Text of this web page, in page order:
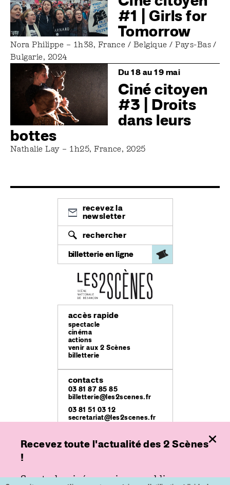
#1 | Girls for
Tomorrow
Nora Philippe – 1h38, France / Belgique / Pays-Bas /
Bulgarie, 2024
Image
Du 18 au 19 mai
Ciné citoyen
#3 | Droits
dans leurs
bottes
Nathalie Lay – 1h25, France, 2025
recevez la
newsletter
rechercher
billetterie en ligne
accès rapide
spectacle
cinéma
actions
venir aux 2 Scènes
billetterie
contacts
03 81 87 85 85
billetterie@les2scenes.fr
03 81 51 03 12
secretariat@les2scenes.fr
lieux
place de l'Europe
Recevez toute l'actualité des 2 Scènes
!
Spectacle, cinéma ou jeune public,